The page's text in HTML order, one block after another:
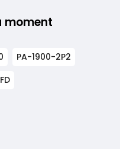
moment
PA-1900-2P2